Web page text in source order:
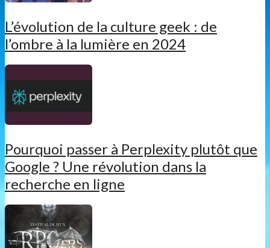
L’évolution de la culture geek : de
l’ombre à la lumière en 2024
Pourquoi passer à Perplexity plutôt que
Google ? Une révolution dans la
recherche en ligne